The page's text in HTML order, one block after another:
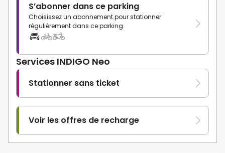
S’abonner dans ce parking
Choisissez un abonnement pour stationner
régulièrement dans ce parking.
Services INDIGO Neo
Stationner sans ticket
Voir les offres de recharge